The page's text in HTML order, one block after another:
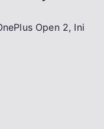
Open 2, Ini